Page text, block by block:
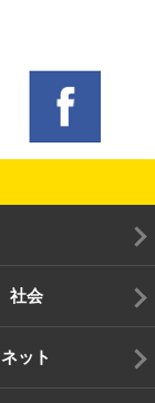
社会
ネット